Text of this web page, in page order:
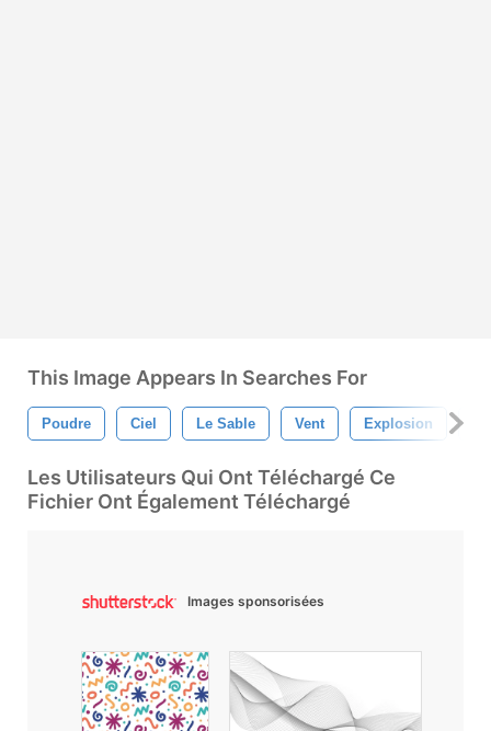
This Image Appears In Searches For
Poudre Ciel Le Sable Vent Explosion
Les Utilisateurs Qui Ont Téléchargé Ce
Fichier Ont Également Téléchargé
Images sponsorisées